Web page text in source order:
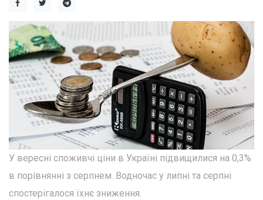
У вересні споживчі ціни в Україні підвищилися на 0,3%
в порівнянні з серпнем. Водночас у липні та серпні
спостерігалося їхнє зниження.